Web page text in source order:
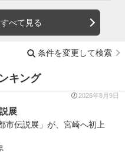
べて見る
条件を変更して検索
キング
2026年8月9日
展
市伝説展」が、宮崎へ初上